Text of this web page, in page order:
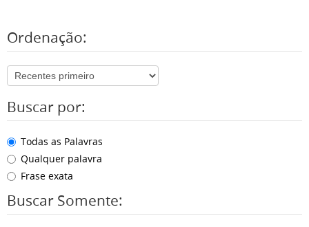
Ordenação:
Buscar por:
Todas as Palavras
Qualquer palavra
Frase exata
Buscar Somente: